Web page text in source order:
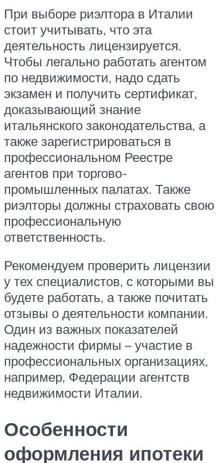
При выборе риэлтора в Италии
стоит учитывать, что эта
деятельность лицензируется.
Чтобы легально работать агентом
по недвижимости, надо сдать
экзамен и получить сертификат,
доказывающий знание
итальянского законодательства, а
также зарегистрироваться в
профессиональном Реестре
агентов при торгово-
промышленных палатах. Также
риэлторы должны страховать свою
профессиональную
ответственность.
Рекомендуем проверить лицензии
у тех специалистов, с которыми вы
будете работать, а также почитать
отзывы о деятельности компании.
Один из важных показателей
надежности фирмы – участие в
профессиональных организациях,
например, Федерации агентств
недвижимости Италии.
Особенности
оформления ипотеки